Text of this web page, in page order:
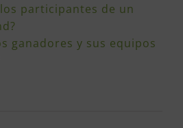
participantes de un
ganadores y sus equipos